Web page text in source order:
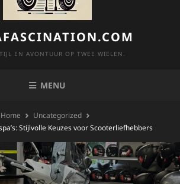
EN AVONTUUR OP TWEE WIELEN.
MENU
Home
Uncategorized
Stijlvolle Keuzes voor Scooterliefhebbers